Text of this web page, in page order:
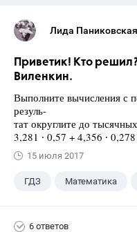
Лида Паниковская
Приветик! Кто
Виленкин.
Выполните вычисления с
резуль-
тат округлите до
3,281 ∙ 0,57 + 4,356 ∙
15 июля 2017
ГДЗ Математика
6 ответов